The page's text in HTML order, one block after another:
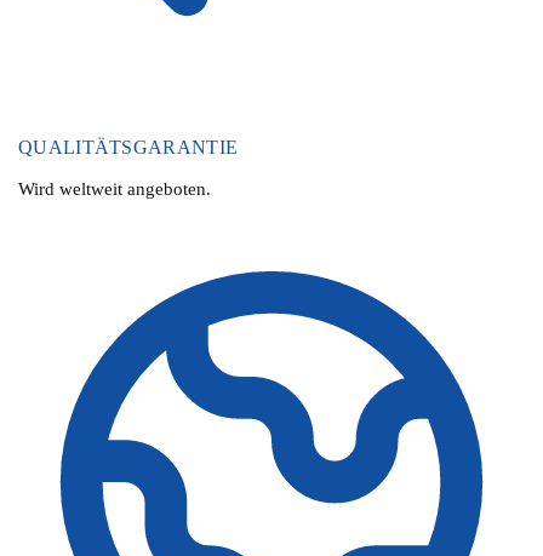
QUALITÄTSGARANTIE
Wird weltweit angeboten.